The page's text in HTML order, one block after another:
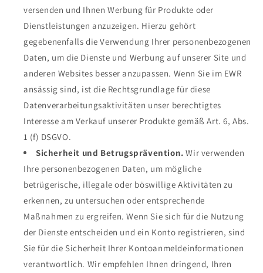
versenden und Ihnen Werbung für Produkte oder
Dienstleistungen anzuzeigen. Hierzu gehört
gegebenenfalls die Verwendung Ihrer personenbezogenen
Daten, um die Dienste und Werbung auf unserer Site und
anderen Websites besser anzupassen. Wenn Sie im EWR
ansässig sind, ist die Rechtsgrundlage für diese
Datenverarbeitungsaktivitäten unser berechtigtes
Interesse am Verkauf unserer Produkte gemäß Art. 6, Abs.
1 (f) DSGVO.
Sicherheit und Betrugsprävention. Wir verwenden
Ihre personenbezogenen Daten, um mögliche
betrügerische, illegale oder böswillige Aktivitäten zu
erkennen, zu untersuchen oder entsprechende
Maßnahmen zu ergreifen. Wenn Sie sich für die Nutzung
der Dienste entscheiden und ein Konto registrieren, sind
Sie für die Sicherheit Ihrer Kontoanmeldeinformationen
verantwortlich. Wir empfehlen Ihnen dringend, Ihren